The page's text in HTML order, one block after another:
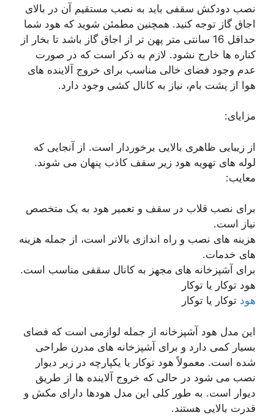
نصب دودکش سقفی باید به نصب مستقیم آن در بالای
اجاق گاز توجه کنید. همچنین مطمئن شوید که هود شما
حداقل 16 سانتی متر پهن تر از اجاق گاز باشد تا بخار از
کناره ها خارج نشود. لازم به ذکر است که در صورت
عدم وجود فضای خالی مناسب برای خروج آلاینده های
هوا از پشت بام، نیاز به کانال کشی وجود دارد.
مزایای:
از زیبایی ظاهری بالایی برخوردار است. از آنجایی که
لوله های تهویه هود زیر سقف کاذب پنهان می شوند.
معایب:
برای نصب قلاب در سقف و تعمیر هود به یک متخصص
نیاز است.
هزینه های نصب و راه اندازی بالاتر است، از جمله هزینه
های خدمات.
برای آشپزخانه های مجهز به کانال سقفی مناسب است.
هود توکار یا توکار
هود توکار یا توکار
این مدل هود آشپزخانه از جمله لوازمی است که فضای
بسیار کمی دارد و برای آشپزخانه های مدرن طراحی
شده است. معمولاً هود توکار یا یکپارچه در زیر دیوار
نصب می شود در حالی که خروج آلاینده ها از طریق
دیوار است. به طور کلی این مدل هودها دارای مکش و
قدرت بالایی هستند.